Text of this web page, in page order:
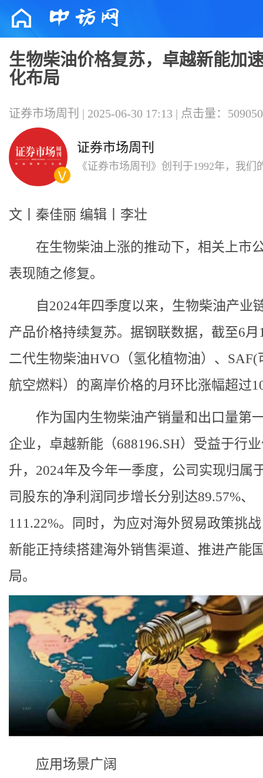
生物柴油价格复苏，卓越新能加
化布局
证券市场周刊 | 2025-06-30 17:13 | 点击量：509050
证券市场周刊
《证券市场周刊》创刊于1992年，我们
析和深度报道见长。
文丨秦佳丽 编辑丨李壮
在生物柴油上涨的推动下，相关上市
表现随之修复。
自2024年四季度以来，生物柴油产业
产品价格持续复苏。据钢联数据，截至6月
二代生物柴油HVO（氢化植物油）、SAF(
航空燃料）的离岸价格的月环比涨幅超过
作为国内生物柴油产销量和出口量第
企业，卓越新能（688196.SH）受益于行
升，2024年及今年一季度，公司实现归属
司股东的净利润同步增长分别达89.57%、
111.22%。同时，为应对海外贸易政策挑
新能正持续搭建海外销售渠道、推进产能
局。
应用场景广阔